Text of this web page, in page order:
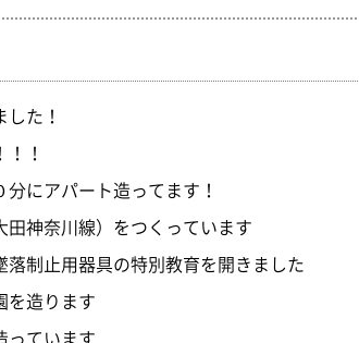
た！
！
にアパート造ってます！
田神奈川線）をつくっています
落制止用器具の特別教育を開きました
を造ります
っています